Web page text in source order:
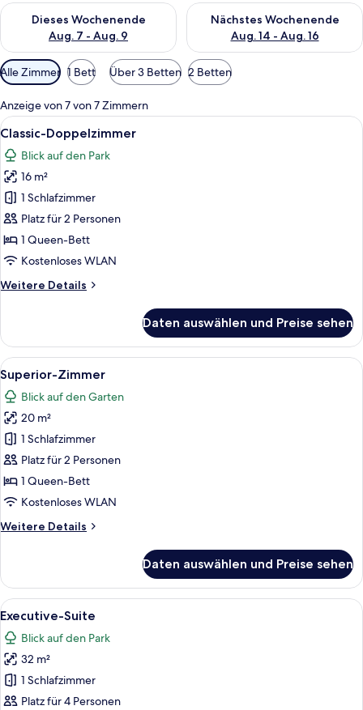
Dieses Wochenende
Aug. 7 - Aug. 9
Überprüfe die Verfügbarkeit für dieses Wochenende, Aug. 7
Nächstes Wochenende
Aug. 14 - Aug. 16
Überprüfe die Verfügbarkeit
Verfügbare
Filter
für
Zimmer
Alle Zimmer 1 Bett Über 3 Betten 2 Betten
Anzeige von 7 von 7 Zimmern
Alle
Fotos
für
Classic-
Doppelzimmer
anzeigen
Ein Schlafzimmer mit einem Bett,
21
Classic-Doppelzimmer
Blick auf den Park
16 m²
1 Schlafzimmer
Platz für 2 Personen
1 Queen-Bett
Kostenloses WLAN
Weitere Details
Weitere
Doppelzimmer
Daten auswählen und Preise sehen
Alle
Fotos
für
Superior-
Zimmer
anzeigen
Ein Hotelzimmer mit Bett,
12
Superior-Zimmer
Blick auf den Garten
20 m²
1 Schlafzimmer
Platz für 2 Personen
1 Queen-Bett
Kostenloses WLAN
Weitere Details
Weitere
Zimmer
Daten auswählen und Preise sehen
Alle
Fotos
für
Executive-
Suite
anzeigen
Ein Schlafzimmer mit einem Bett,
8
Executive-Suite
Blick auf den Park
32 m²
1 Schlafzimmer
Platz für 4 Personen